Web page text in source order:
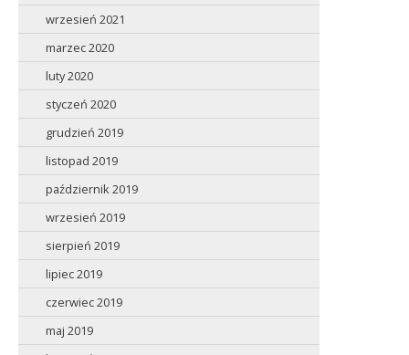
wrzesień 2021
marzec 2020
luty 2020
styczeń 2020
grudzień 2019
listopad 2019
październik 2019
wrzesień 2019
sierpień 2019
lipiec 2019
czerwiec 2019
maj 2019